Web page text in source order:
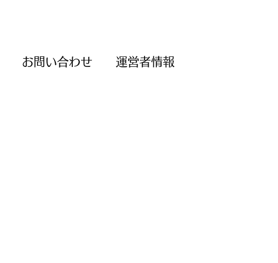
お問い合わせ 運営者情報